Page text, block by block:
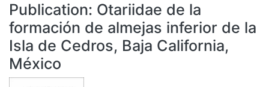
Statistics
Bibliotecas
Publication: Otariidae de la
formación de almejas inferior de la
Isla de Cedros, Baja California,
México